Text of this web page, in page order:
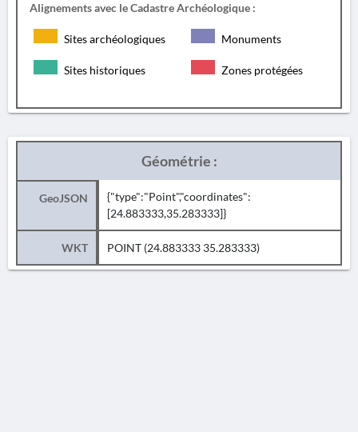
Alignements avec le Cadastre Archéologique :
Sites archéologiques Monuments
Sites historiques Zones protégées
Géométrie :
GeoJSON
{"type":"Point","coordinates":
[24.883333,35.283333]}
WKT POINT (24.883333 35.283333)